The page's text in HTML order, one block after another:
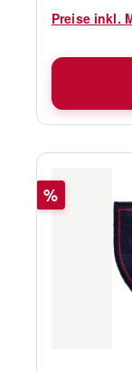
Preise inkl.
Rabatt
%